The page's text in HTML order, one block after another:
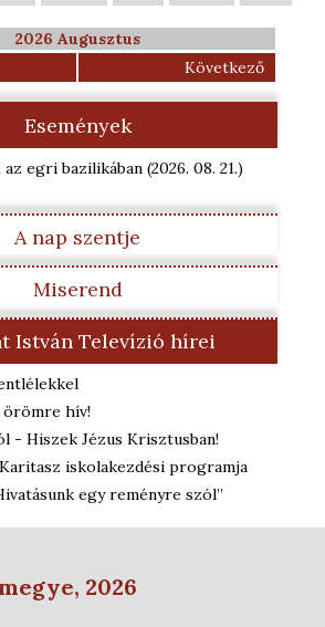
2026 Augusztus
Következő
Események
az egri bazilikában (2026. 08. 21.)
A nap szentje
Miserend
István Televízió hírei
örömre hív!
- Hiszek Jézus Krisztusban!
iskolakezdési programja
egy reményre szól”
2026